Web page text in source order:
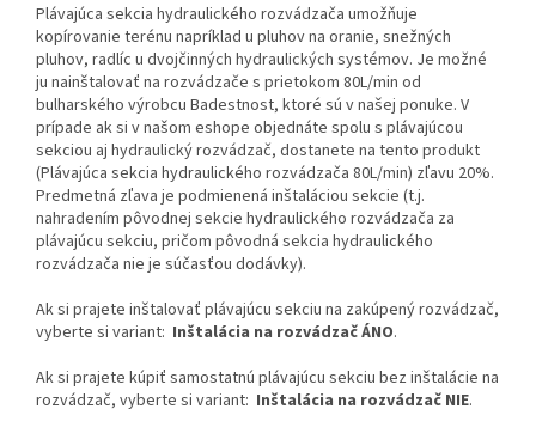
Plávajúca sekcia hydraulického rozvádzača umožňuje
kopírovanie terénu napríklad u pluhov na oranie, snežných
pluhov, radlíc u dvojčinných hydraulických systémov. Je možné
ju nainštalovať na rozvádzače s prietokom 80L/min od
bulharského výrobcu Badestnost, ktoré sú v našej ponuke. V
prípade ak si v našom eshope objednáte spolu s plávajúcou
sekciou aj hydraulický rozvádzač, dostanete na tento produkt
(Plávajúca sekcia hydraulického rozvádzača 80L/min) zľavu 20%.
Predmetná zľava je podmienená inštaláciou sekcie (t.j.
nahradením pôvodnej sekcie hydraulického rozvádzača za
plávajúcu sekciu, pričom pôvodná sekcia hydraulického
rozvádzača nie je súčasťou dodávky).
Ak si prajete inštalovať plávajúcu sekciu na zakúpený rozvádzač,
vyberte si variant: Inštalácia na rozvádzač ÁNO.
Ak si prajete kúpiť samostatnú plávajúcu sekciu bez inštalácie na
rozvádzač, vyberte si variant: Inštalácia na rozvádzač NIE.